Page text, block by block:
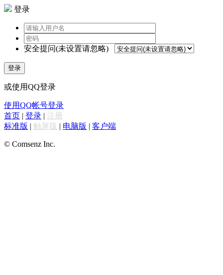
登录
安全提问(未设置请忽略)
登录
或使用QQ登录
使用QQ帐号登录
首页 | 登录 | 注册
标准版 | 触屏版 | 电脑版 | 客户端
© Comsenz Inc.